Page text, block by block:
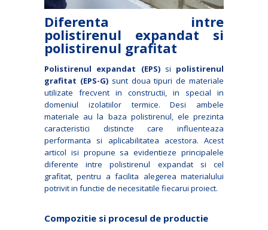
Diferenta intre
polistirenul expandat si
polistirenul grafitat
Polistirenul expandat (EPS)si polistirenul
grafitat (EPS-G)sunt doua tipuri de materiale
utilizate frecvent in constructii, in special in
domeniul izolatiilor termice. Desi ambele
materiale au la baza polistirenul, ele prezinta
caracteristici distincte care influenteaza
performanta si aplicabilitatea acestora. Acest
articol isi propune sa evidentieze principalele
diferente intre polistirenul expandat si cel
grafitat, pentru a facilita alegerea materialului
potrivit in functie de necesitatile fiecarui proiect.
Compozitie si procesul de productie